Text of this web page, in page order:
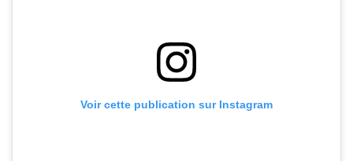
Voir cette publication sur Instagram